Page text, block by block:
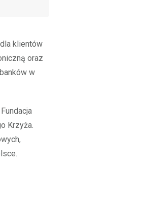
klientów
oraz
w
Krzyża.